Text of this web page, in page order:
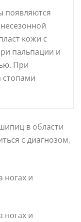
появляются
кожи с
пальпации и
При
стопами
в области
с диагнозом,